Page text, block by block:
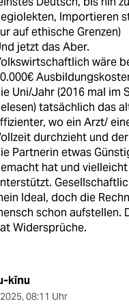
Importieren
auf ethische Grenzen)
jetzt das Aber.
wäre
Uni/Jahr (2016 mal im
tatsächlich das
wo ein Arzt/
durchzieht und
Partnerin etwas
hat und
Ideal, doch die
schon aufstellen.
Widersprüche.
kīnu
, 08:11 Uhr